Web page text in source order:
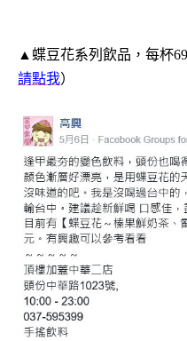
▲蝶豆花系列飲品，每杯
請點我）